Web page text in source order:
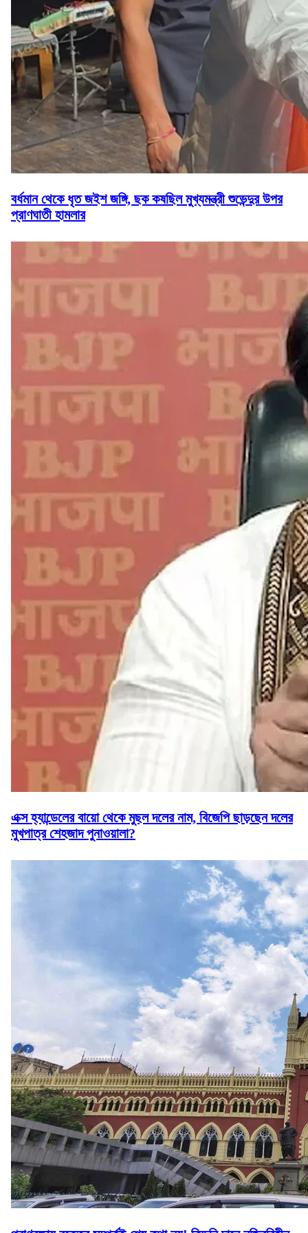
বর্ধমান থেকে ধৃত জইশ জঙ্গি, ছক কষছিল মুখ্যমন্ত্রী শুভেন্দুর উপর
প্রাণঘাতী হামলার
এক্স হ্যান্ডেলের বায়ো থেকে মুছল দলের নাম, বিজেপি ছাড়ছেন দলের
মুখপাত্র শেহজাদ পুনাওয়ালা?